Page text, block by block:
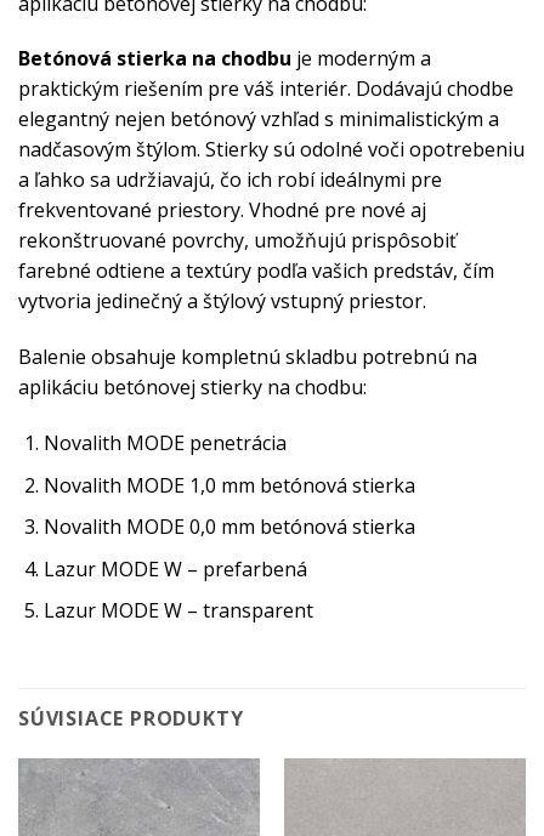
Betónová stierka na chodbu je moderným a
praktickým riešením pre váš interiér. Dodávajú chodbe
elegantný nejen betónový vzhľad s minimalistickým a
nadčasovým štýlom. Stierky sú odolné voči opotrebeniu
a ľahko sa udržiavajú, čo ich robí ideálnymi pre
frekventované priestory. Vhodné pre nové aj
rekonštruované povrchy, umožňujú prispôsobiť
farebné odtiene a textúry podľa vašich predstáv, čím
vytvoria jedinečný a štýlový vstupný priestor.
Balenie obsahuje kompletnú skladbu potrebnú na
aplikáciu betónovej stierky na chodbu:
Novalith MODE penetrácia
Novalith MODE 1,0 mm betónová stierka
Novalith MODE 0,0 mm betónová stierka
Lazur MODE W – prefarbená
Lazur MODE W – transparent
SÚVISIACE PRODUKTY